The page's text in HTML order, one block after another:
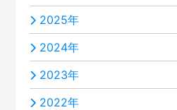
2025年
2024年
2023年
2022年